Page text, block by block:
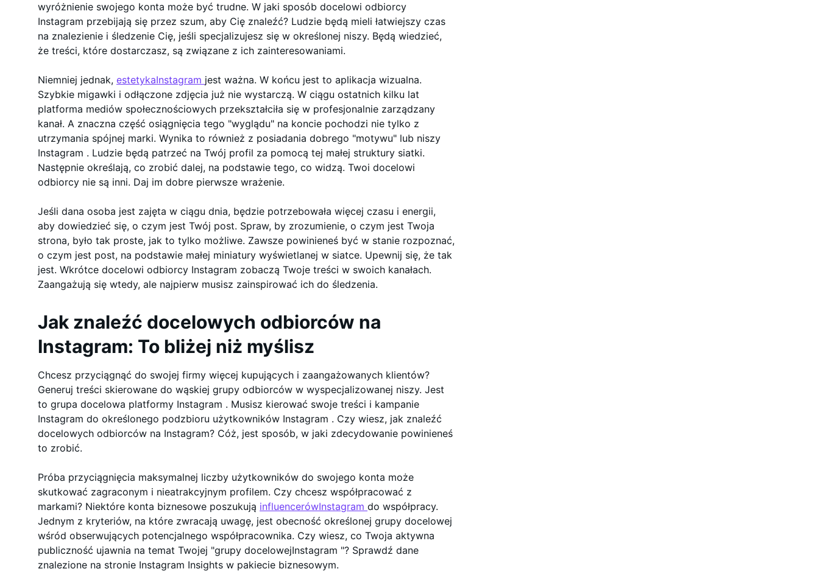
wyróżnienie swojego konta może być trudne. W jaki sposób docelowi odbiorcy
Instagram przebijają się przez szum, aby Cię znaleźć? Ludzie będą mieli łatwiejszy czas
na znalezienie i śledzenie Cię, jeśli specjalizujesz się w określonej niszy. Będą wiedzieć,
że treści, które dostarczasz, są związane z ich zainteresowaniami.
Niemniej jednak, estetykaInstagram jest ważna. W końcu jest to aplikacja wizualna.
Szybkie migawki i odłączone zdjęcia już nie wystarczą. W ciągu ostatnich kilku lat
platforma mediów społecznościowych przekształciła się w profesjonalnie zarządzany
kanał. A znaczna część osiągnięcia tego "wyglądu" na koncie pochodzi nie tylko z
utrzymania spójnej marki. Wynika to również z posiadania dobrego "motywu" lub niszy
Instagram . Ludzie będą patrzeć na Twój profil za pomocą tej małej struktury siatki.
Następnie określają, co zrobić dalej, na podstawie tego, co widzą. Twoi docelowi
odbiorcy nie są inni. Daj im dobre pierwsze wrażenie.
Jeśli dana osoba jest zajęta w ciągu dnia, będzie potrzebowała więcej czasu i energii,
aby dowiedzieć się, o czym jest Twój post. Spraw, by zrozumienie, o czym jest Twoja
strona, było tak proste, jak to tylko możliwe. Zawsze powinieneś być w stanie rozpoznać,
o czym jest post, na podstawie małej miniatury wyświetlanej w siatce. Upewnij się, że tak
jest. Wkrótce docelowi odbiorcy Instagram zobaczą Twoje treści w swoich kanałach.
Zaangażują się wtedy, ale najpierw musisz zainspirować ich do śledzenia.
Jak znaleźć docelowych odbiorców na
Instagram: To bliżej niż myślisz
Chcesz przyciągnąć do swojej firmy więcej kupujących i zaangażowanych klientów?
Generuj treści skierowane do wąskiej grupy odbiorców w wyspecjalizowanej niszy. Jest
to grupa docelowa platformy Instagram . Musisz kierować swoje treści i kampanie
Instagram do określonego podzbioru użytkowników Instagram . Czy wiesz, jak znaleźć
docelowych odbiorców na Instagram? Cóż, jest sposób, w jaki zdecydowanie powinieneś
to zrobić.
Próba przyciągnięcia maksymalnej liczby użytkowników do swojego konta może
skutkować zagraconym i nieatrakcyjnym profilem. Czy chcesz współpracować z
markami? Niektóre konta biznesowe poszukują influencerówInstagram do współpracy.
Jednym z kryteriów, na które zwracają uwagę, jest obecność określonej grupy docelowej
wśród obserwujących potencjalnego współpracownika. Czy wiesz, co Twoja aktywna
publiczność ujawnia na temat Twojej "grupy docelowejInstagram "? Sprawdź dane
znalezione na stronie Instagram Insights w pakiecie biznesowym.